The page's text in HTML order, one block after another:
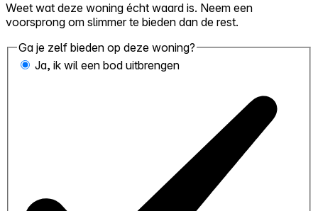
Weet wat deze woning écht waard is. Neem een
voorsprong om slimmer te bieden dan de rest.
Ga je zelf bieden op deze woning?
Ja, ik wil een bod uitbrengen